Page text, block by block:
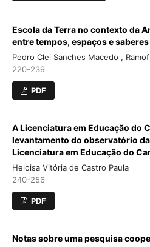
Escola da Terra no contexto da
entre tempos, espaços e
Pedro Clei Sanches Macedo ,
220-239
PDF
A Licenciatura em Educação do
levantamento do observatório
Licenciatura em Educação do
Heloisa Vitória de Castro Paula
240-256
PDF
Notas sobre uma pesquisa